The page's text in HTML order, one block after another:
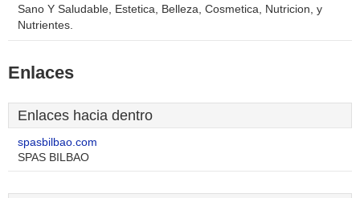
Sano Y Saludable, Estetica, Belleza, Cosmetica, Nutricion, y
Nutrientes.
Enlaces
Enlaces hacia dentro
spasbilbao.com
SPAS BILBAO